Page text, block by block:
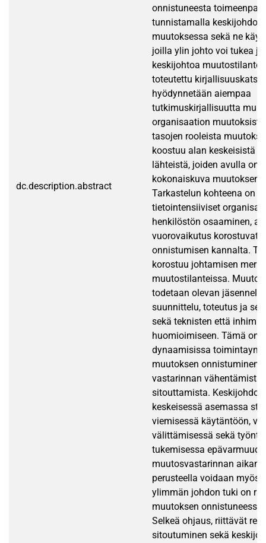
dc.description.abstract
onnistuneesta
tunnistamalla keskijohdon
muutoksessa sekä ne
joilla ylin johto voi tukea
keskijohtoa
toteutettu
hyödynnetään aiempaa
tutkimuskirjallisuutta
organisaation
tasojen rooleista
koostuu alan keskeisistä
lähteistä, joiden avulla on
kokonaiskuva muutoksen
Tarkastelun kohteena on
tietointensiiviset
henkilöstön osaaminen,
vuorovaikutus korostuvat
onnistumisen kannalta.
korostuu johtamisen
muutostilanteissa.
todetaan olevan
suunnittelu, toteutus ja
sekä teknisten että
huomioimiseen. Tämä on
dynaamisissa
muutoksen onnistuminen
vastarinnan vähentämistä
sitouttamista.
keskeisessä asemassa
viemisessä käytäntöön,
välittämisessä sekä
tukemisessa
muutosvastarinnan
perusteella voidaan myös
ylimmän johdon tuki on
muutoksen
Selkeä ohjaus, riittävät
sitoutuminen sekä